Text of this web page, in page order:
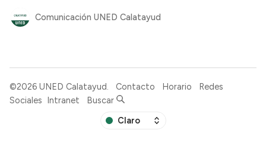
Comunicación UNED Calatayud
©2026 UNED Calatayud. Contacto Horario
Redes
Sociales Intranet Buscar